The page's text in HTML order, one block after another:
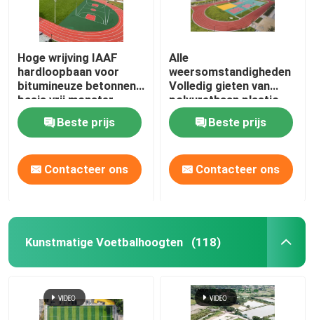
Hoge wrijving IAAF
hardloopbaan voor
bitumineuze betonnen
basis vrij monster
Beste prijs
Contacteer ons
Alle
weersomstandigheden
Volledig gieten van
polyurethaan plastic
startbaan met hoge
wrijvingBeste prijs
Contacteer ons
Kunstmatige Voetbalhoogten (118)